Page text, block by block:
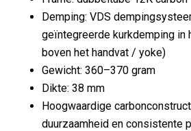
Demping: VDS
geïntegreerde kurkdemping in
boven het handvat / yoke)
Gewicht: 360–370 gram
Dikte: 38 mm
Hoogwaardige
duurzaamheid en consistente